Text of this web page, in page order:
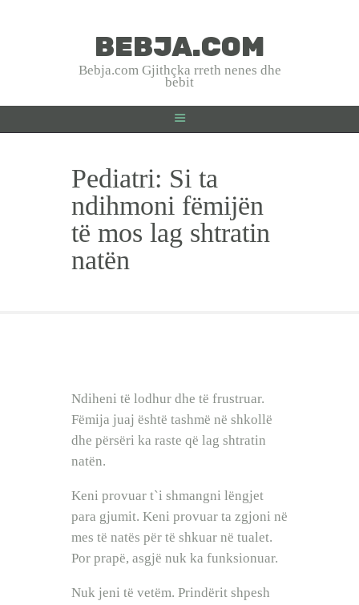
BEBJA.COM
Bebja.com Gjithçka rreth nenes dhe
bebit
Pediatri: Si ta
ndihmoni fëmijën
të mos lag shtratin
natën
BEBJA.COM
SHTATZANIA
LINDJA
BEBJA
USHQYERJA
PRINDËR
LIFESTYLE
SHOP
Ndiheni të lodhur dhe të frustruar.
Fëmija juaj është tashmë në shkollë
dhe përsëri ka raste që lag shtratin
natën.
Keni provuar t`i shmangni lëngjet
para gjumit. Keni provuar ta zgjoni në
mes të natës për të shkuar në tualet.
Por prapë, asgjë nuk ka funksionuar.
Nuk jeni të vetëm. Prindërit shpesh